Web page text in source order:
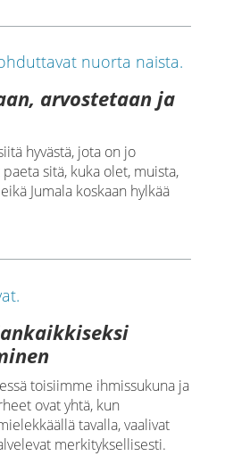
arvostetaan ja
hyvästä, jota on jo
sitä, kuka olet, muista,
Jumala koskaan hylkää
toisiimme ihmissukuna ja
ovat yhtä, kun
tavalla, vaalivat
merkityksellisesti.